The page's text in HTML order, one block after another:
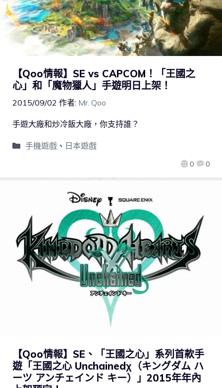
【Qoo情報】SE vs CAPCOM！「王國之
心」和「魔物獵人」手遊明日上架！
2015/09/02 作者: Mr. Qoo
0 0
手遊大廠和炒冷飯大廠，你支持誰？
手機遊戲、 日本遊戲
【Qoo情報】SE、「王國之心」系列首款手
遊「王國之心 Unchainedχ（キングダム ハ
ーツ アンチェインド キー）」2015年年內